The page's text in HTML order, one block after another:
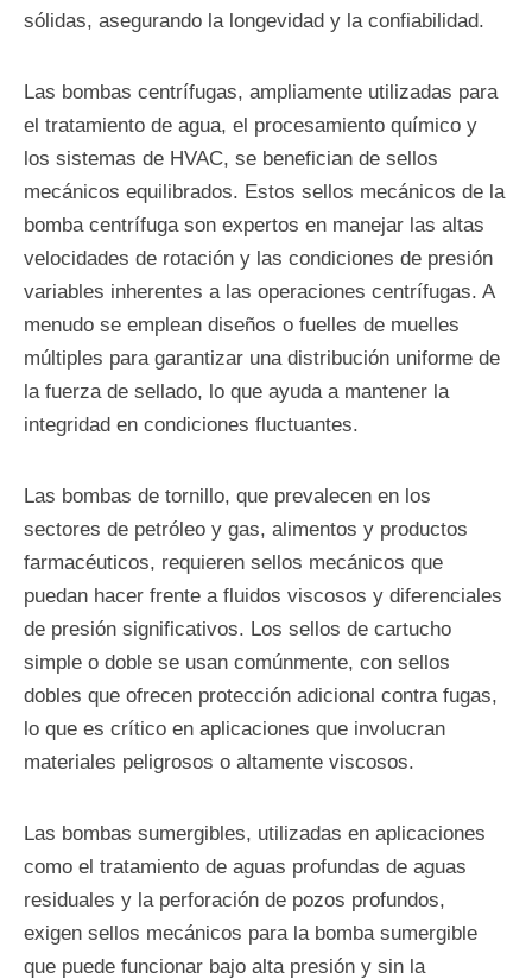
sólidas, asegurando la longevidad y la confiabilidad.
Las bombas centrífugas, ampliamente utilizadas para
el tratamiento de agua, el procesamiento químico y
los sistemas de HVAC, se benefician de sellos
mecánicos equilibrados. Estos sellos mecánicos de la
bomba centrífuga son expertos en manejar las altas
velocidades de rotación y las condiciones de presión
variables inherentes a las operaciones centrífugas. A
menudo se emplean diseños o fuelles de muelles
múltiples para garantizar una distribución uniforme de
la fuerza de sellado, lo que ayuda a mantener la
integridad en condiciones fluctuantes.
Las bombas de tornillo, que prevalecen en los
sectores de petróleo y gas, alimentos y productos
farmacéuticos, requieren sellos mecánicos que
puedan hacer frente a fluidos viscosos y diferenciales
de presión significativos. Los sellos de cartucho
simple o doble se usan comúnmente, con sellos
dobles que ofrecen protección adicional contra fugas,
lo que es crítico en aplicaciones que involucran
materiales peligrosos o altamente viscosos.
Las bombas sumergibles, utilizadas en aplicaciones
como el tratamiento de aguas profundas de aguas
residuales y la perforación de pozos profundos,
exigen sellos mecánicos para la bomba sumergible
que puede funcionar bajo alta presión y sin la